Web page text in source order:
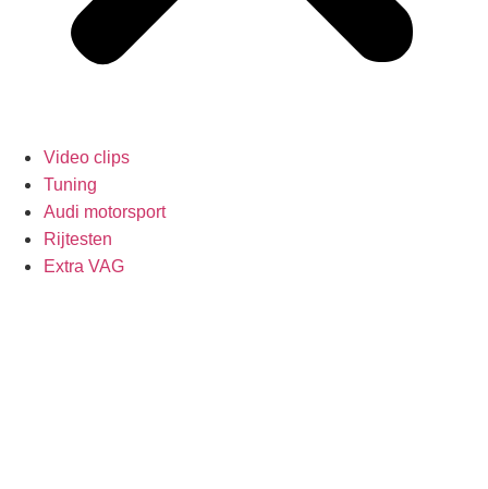
Video clips
Tuning
Audi motorsport
Rijtesten
Extra VAG